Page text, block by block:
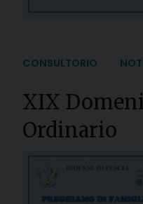
CONSULTORIO
XIX
Ordinario